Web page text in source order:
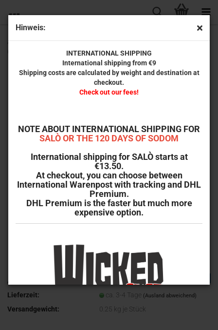
Hinweis:
INTERNATIONAL SHIPPING
International shipping from €9
Shipping costs are calculated by weight and destination at
checkout.
Check out our fees!
NOTE ABOUT INTERNATIONAL SHIPPING FOR
SALÒ OR THE 120 DAYS OF SODOM
International shipping for SALÒ starts at
€13.50.
At checkout, you can choose between
International Warenpost with tracking and DHL
Premium.
DHL Premium is the faster but much more
expensive option.
Ars Amandi - Die Kunst der Liebe (Ordinary Dreams
Art.Nr.:
WV-589
Lieferzeit:
ca. 3-4 Tage (Ausland abweichend)
Versandgewicht: 0.25 kg je Stück